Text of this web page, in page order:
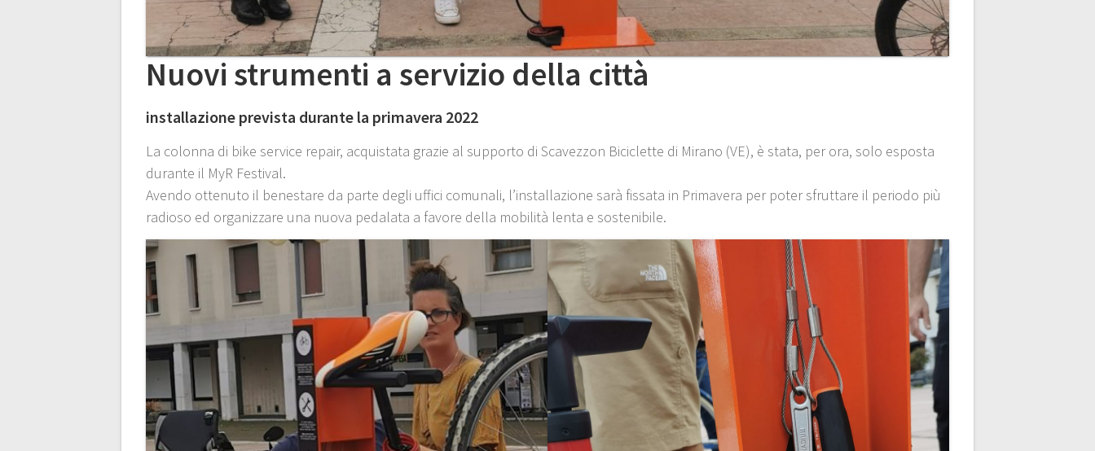
Nuovi strumenti a servizio della città
installazione prevista durante la primavera 2022
La colonna di bike service repair, acquistata grazie al supporto di Scavezzon Biciclette di Mirano (VE), è stata, per ora, solo esposta
durante il MyR Festival.
Avendo ottenuto il benestare da parte degli uffici comunali, l’installazione sarà fissata in Primavera per poter sfruttare il periodo più
radioso ed organizzare una nuova pedalata a favore della mobilità lenta e sostenibile.